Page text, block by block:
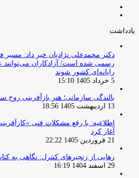
یادداشت
دکتر محمدعلی نژادیان خبر داد: مسیر
رسمی شده است/ آزادکاران
رایانه‌ای کشور شوند
5 خرداد 1405 15:10
بالندگی سازمانی؛ هنر بازآفرینی
13 اردیبهشت 1405 18:56
اطلاعیه: با رفع مشکلات فنی
آغاز کرد
21 فروردین 1405 22:22
رهایی از زنجیرهای کنترل: نگاهی به
29 اسفند 1404 16:19